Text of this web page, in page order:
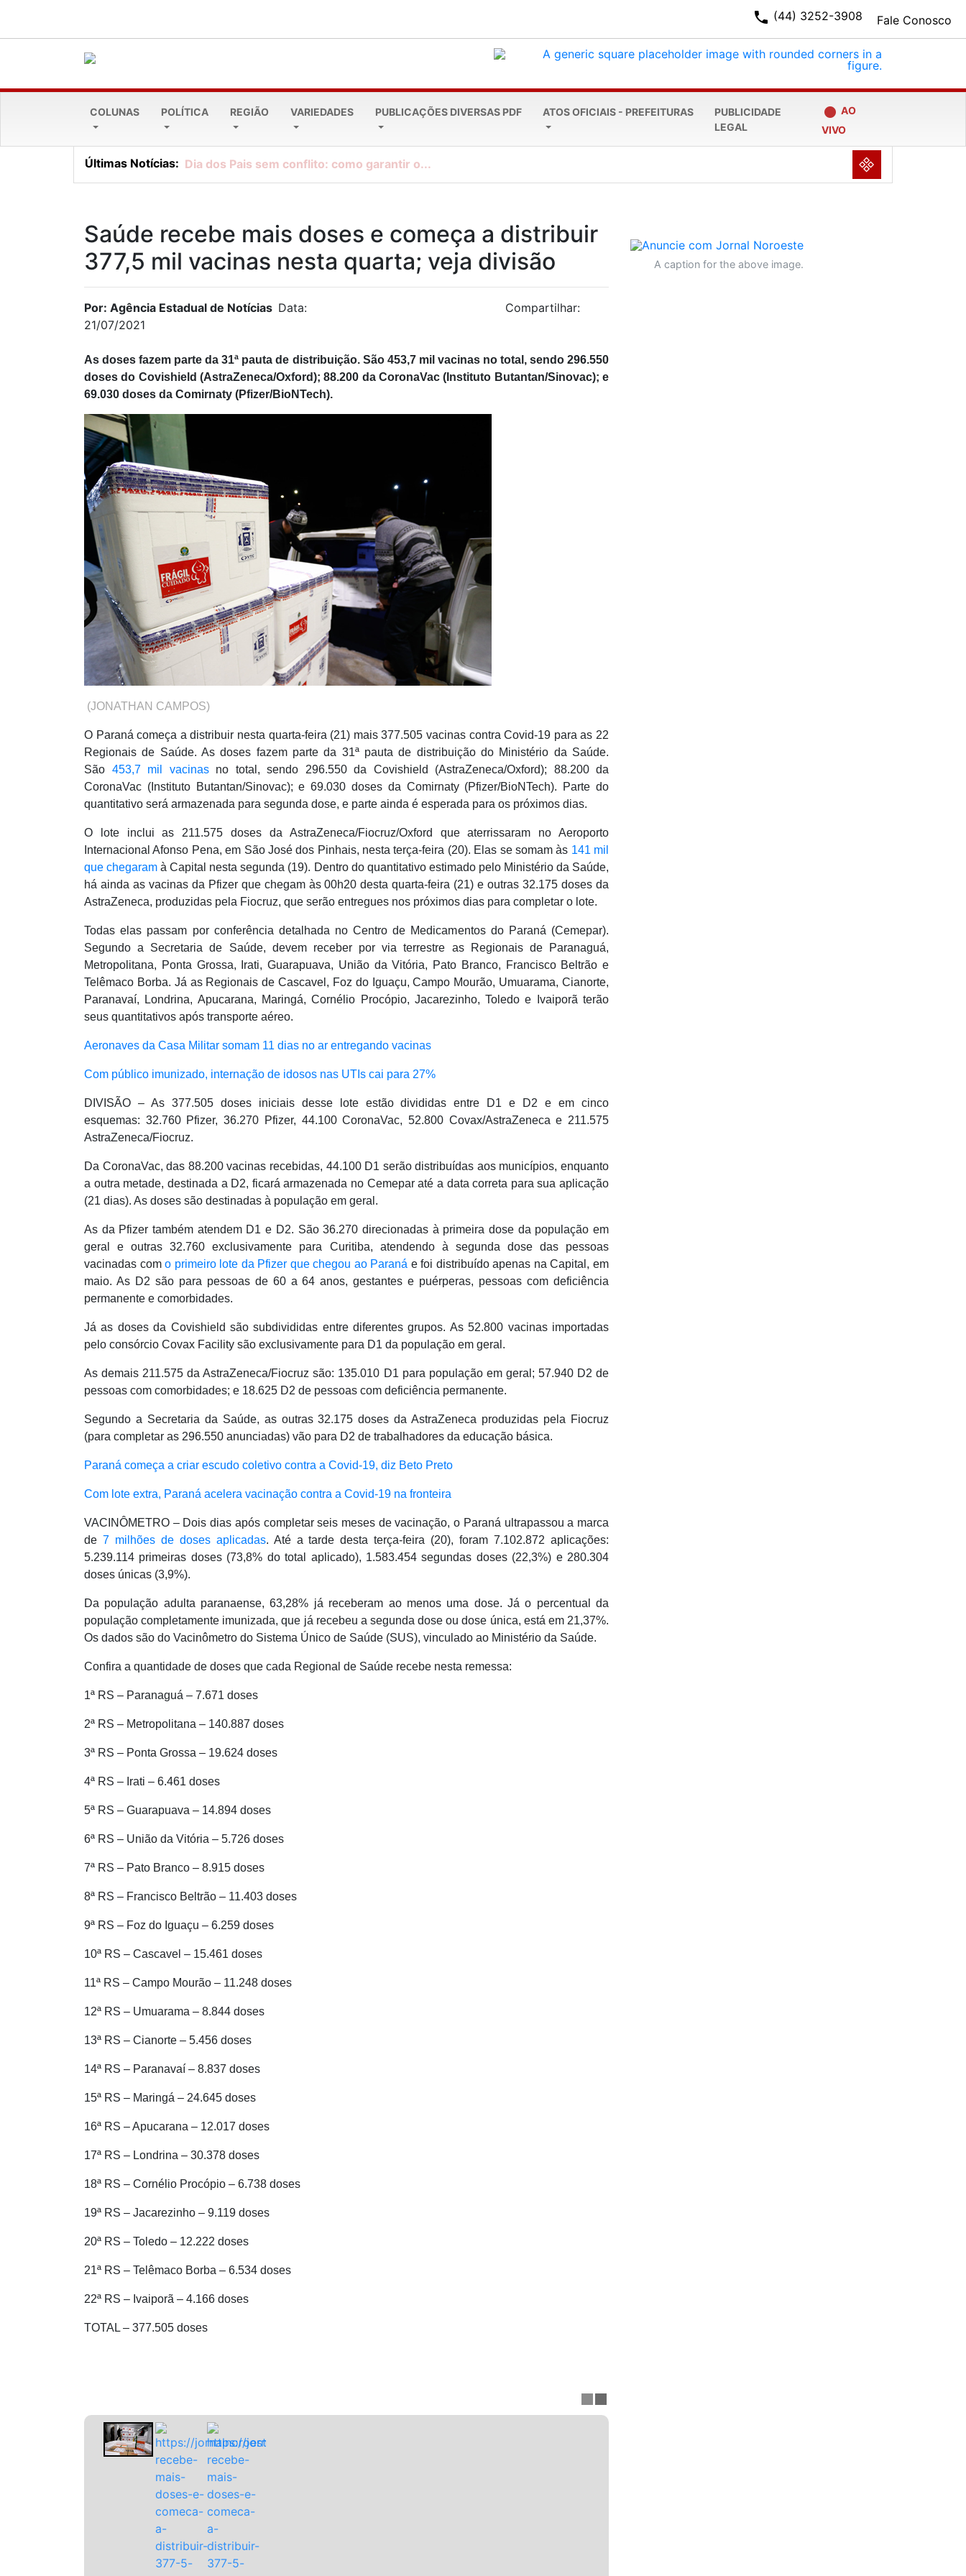
Fale Conosco
phone (44) 3252-3908
COLUNAS POLÍTICA REGIÃO VARIEDADES PUBLICAÇÕES DIVERSAS PDF ATOS OFICIAIS - PREFEITURAS
PUBLICIDADE
LEGAL
fiber_manual_record AO
VIVO
Últimas Notícias: Dia dos Pais sem conflito: como garantir o... NULL
Saúde recebe mais doses e começa a distribuir
377,5 mil vacinas nesta quarta; veja divisão
Por: Agência Estadual de Notícias Data:
21/07/2021
Compartilhar:
As doses fazem parte da 31ª pauta de distribuição. São 453,7 mil vacinas no total, sendo 296.550
doses do Covishield (AstraZeneca/Oxford); 88.200 da CoronaVac (Instituto Butantan/Sinovac); e
69.030 doses da Comirnaty (Pfizer/BioNTech).
(JONATHAN CAMPOS)
O Paraná começa a distribuir nesta quarta-feira (21) mais 377.505 vacinas contra Covid-19 para as 22
Regionais de Saúde. As doses fazem parte da 31ª pauta de distribuição do Ministério da Saúde.
São 453,7 mil vacinasno total, sendo 296.550 da Covishield (AstraZeneca/Oxford); 88.200 da
CoronaVac (Instituto Butantan/Sinovac); e 69.030 doses da Comirnaty (Pfizer/BioNTech). Parte do
quantitativo será armazenada para segunda dose, e parte ainda é esperada para os próximos dias.
O lote inclui as 211.575 doses da AstraZeneca/Fiocruz/Oxford que aterrissaram no Aeroporto
Internacional Afonso Pena, em São José dos Pinhais, nesta terça-feira (20). Elas se somam às 141 mil
que chegaram à Capital nesta segunda (19). Dentro do quantitativo estimado pelo Ministério da Saúde,
há ainda as vacinas da Pfizer que chegam às 00h20 desta quarta-feira (21) e outras 32.175 doses da
AstraZeneca, produzidas pela Fiocruz, que serão entregues nos próximos dias para completar o lote.
Todas elas passam por conferência detalhada no Centro de Medicamentos do Paraná (Cemepar).
Segundo a Secretaria de Saúde, devem receber por via terrestre as Regionais de Paranaguá,
Metropolitana, Ponta Grossa, Irati, Guarapuava, União da Vitória, Pato Branco, Francisco Beltrão e
Telêmaco Borba. Já as Regionais de Cascavel, Foz do Iguaçu, Campo Mourão, Umuarama, Cianorte,
Paranavaí, Londrina, Apucarana, Maringá, Cornélio Procópio, Jacarezinho, Toledo e Ivaiporã terão
seus quantitativos após transporte aéreo.
Aeronaves da Casa Militar somam 11 dias no ar entregando vacinas
Com público imunizado, internação de idosos nas UTIs cai para 27%
DIVISÃO – As 377.505 doses iniciais desse lote estão divididas entre D1 e D2 e em cinco
esquemas: 32.760 Pfizer, 36.270 Pfizer, 44.100 CoronaVac, 52.800 Covax/AstraZeneca e 211.575
AstraZeneca/Fiocruz.
Da CoronaVac, das 88.200 vacinas recebidas, 44.100 D1 serão distribuídas aos municípios, enquanto
a outra metade, destinada a D2, ficará armazenada no Cemepar até a data correta para sua aplicação
(21 dias). As doses são destinadas à população em geral.
As da Pfizer também atendem D1 e D2. São 36.270 direcionadas à primeira dose da população em
geral e outras 32.760 exclusivamente para Curitiba, atendendo à segunda dose das pessoas
vacinadas como primeiro lote da Pfizer que chegou ao Paraná e foi distribuído apenas na Capital, em
maio. As D2 são para pessoas de 60 a 64 anos, gestantes e puérperas, pessoas com deficiência
permanente e comorbidades.
Já as doses da Covishield são subdivididas entre diferentes grupos. As 52.800 vacinas importadas
pelo consórcio Covax Facility são exclusivamente para D1 da população em geral.
As demais 211.575 da AstraZeneca/Fiocruz são: 135.010 D1 para população em geral; 57.940 D2 de
pessoas com comorbidades; e 18.625 D2 de pessoas com deficiência permanente.
Segundo a Secretaria da Saúde, as outras 32.175 doses da AstraZeneca produzidas pela Fiocruz
(para completar as 296.550 anunciadas) vão para D2 de trabalhadores da educação básica.
Paraná começa a criar escudo coletivo contra a Covid-19, diz Beto Preto
Com lote extra, Paraná acelera vacinação contra a Covid-19 na fronteira
VACINÔMETRO – Dois dias após completar seis meses de vacinação, o Paraná ultrapassou a marca
de 7 milhões de doses aplicadas. Até a tarde desta terça-feira (20), foram 7.102.872 aplicações:
5.239.114 primeiras doses (73,8% do total aplicado), 1.583.454 segundas doses (22,3%) e 280.304
doses únicas (3,9%).
Da população adulta paranaense, 63,28% já receberam ao menos uma dose. Já o percentual da
população completamente imunizada, que já recebeu a segunda dose ou dose única, está em 21,37%.
Os dados são do Vacinômetro do Sistema Único de Saúde (SUS), vinculado ao Ministério da Saúde.
Confira a quantidade de doses que cada Regional de Saúde recebe nesta remessa:
1ª RS – Paranaguá – 7.671 doses
2ª RS – Metropolitana – 140.887 doses
3ª RS – Ponta Grossa – 19.624 doses
4ª RS – Irati – 6.461 doses
5ª RS – Guarapuava – 14.894 doses
6ª RS – União da Vitória – 5.726 doses
7ª RS – Pato Branco – 8.915 doses
8ª RS – Francisco Beltrão – 11.403 doses
9ª RS – Foz do Iguaçu – 6.259 doses
10ª RS – Cascavel – 15.461 doses
11ª RS – Campo Mourão – 11.248 doses
12ª RS – Umuarama – 8.844 doses
13ª RS – Cianorte – 5.456 doses
14ª RS – Paranavaí – 8.837 doses
15ª RS – Maringá – 24.645 doses
16ª RS – Apucarana – 12.017 doses
17ª RS – Londrina – 30.378 doses
18ª RS – Cornélio Procópio – 6.738 doses
19ª RS – Jacarezinho – 9.119 doses
20ª RS – Toledo – 12.222 doses
21ª RS – Telêmaco Borba – 6.534 doses
22ª RS – Ivaiporã – 4.166 doses
TOTAL – 377.505 doses
A caption for the above image.